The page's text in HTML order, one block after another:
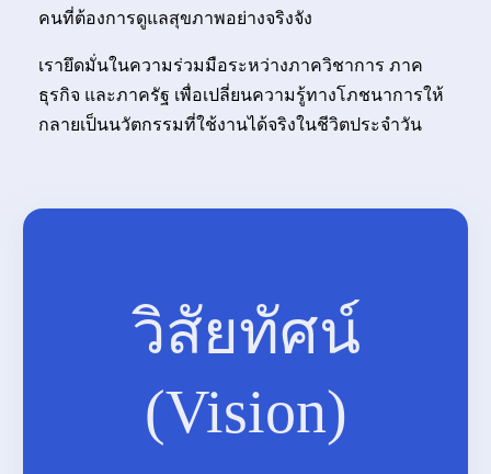
คนที่ต้องการดูแลสุขภาพอย่างจริงจัง
เรายึดมั่นในความร่วมมือระหว่างภาควิชาการ ภาค
ธุรกิจ และภาครัฐ เพื่อเปลี่ยนความรู้ทางโภชนาการให้
กลายเป็นนวัตกรรมที่ใช้งานได้จริงในชีวิตประจำวัน
วิสัยทัศน์
(Vision)